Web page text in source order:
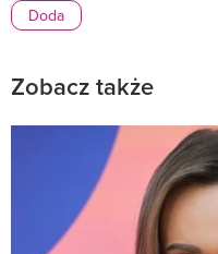
Doda
Zobacz także